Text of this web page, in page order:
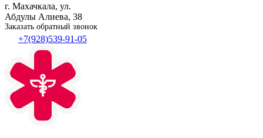
г. Махачкала, ул.
Абдулы Алиева, 38
Заказать обратный звонок
+7(928)539-91-05